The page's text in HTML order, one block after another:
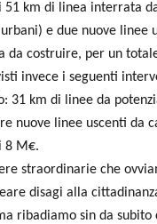
51 km di linea interrata
e due nuove linee
da costruire, per un
invece i seguenti
31 km di linee da
nuove linee uscenti da
8 M€.
straordinarie che
disagi alla
ribadiamo sin da subito